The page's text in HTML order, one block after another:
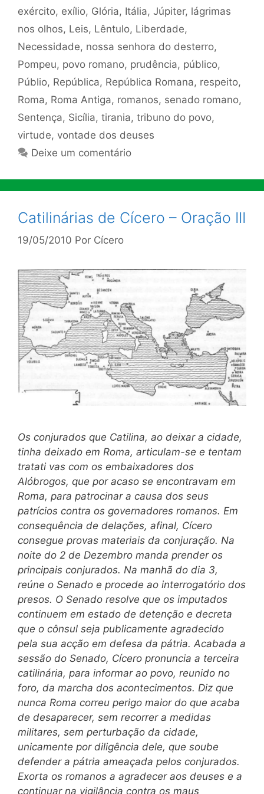
exército, exílio, Glória, Itália, Júpiter, lágrimas
nos olhos, Leis, Lêntulo, Liberdade,
Necessidade, nossa senhora do desterro,
Pompeu, povo romano, prudência, público,
Públio, República, República Romana, respeito,
Roma, Roma Antiga, romanos, senado romano,
Sentença, Sicília, tirania, tribuno do povo,
virtude, vontade dos deuses
Deixe um comentário
Catilinárias de Cícero – Oração III
19/05/2010 Por Cícero
Os conjurados que Catilina, ao deixar a cidade,
tinha deixado em Roma, articulam-se e tentam
tratati vas com os embaixadores dos
Alóbrogos, que por acaso se encontravam em
Roma, para patrocinar a causa dos seus
patrícios contra os governadores romanos. Em
consequência de delações, afinal, Cícero
consegue provas materiais da conjuração. Na
noite do 2 de Dezembro manda prender os
principais conjurados. Na manhã do dia 3,
reúne o Senado e procede ao interrogatório dos
presos. O Senado resolve que os imputados
continuem em estado de detenção e decreta
que o cônsul seja publicamente agradecido
pela sua acção em defesa da pátria. Acabada a
sessão do Senado, Cícero pronuncia a terceira
catilinária, para informar ao povo, reunido no
foro, da marcha dos acontecimentos. Diz que
nunca Roma correu perigo maior do que acaba
de desaparecer, sem recorrer a medidas
militares, sem perturbação da cidade,
unicamente por diligência dele, que soube
defender a pátria ameaçada pelos conjurados.
Exorta os romanos a agradecer aos deuses e a
continuar na vigilância contra os maus